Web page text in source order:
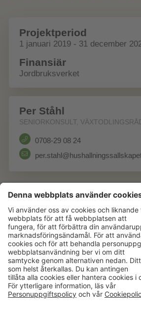
Projektperiod
1 januari 2019 - 31 december
Finansiär
Jordbruksverket
Per Ståhl
SENIORKONSULT,
0708-29 08 24